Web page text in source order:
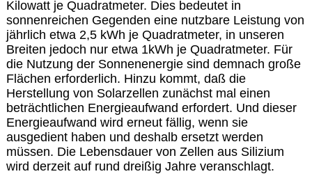
Kilowatt je Quadratmeter. Dies bedeutet in
sonnenreichen Gegenden eine nutzbare Leistung von
jährlich etwa 2,5 kWh je Quadratmeter, in unseren
Breiten jedoch nur etwa 1kWh je Quadratmeter. Für
die Nutzung der Sonnenenergie sind demnach große
Flächen erforderlich. Hinzu kommt, daß die
Herstellung von Solarzellen zunächst mal einen
beträchtlichen Energieaufwand erfordert. Und dieser
Energieaufwand wird erneut fällig, wenn sie
ausgedient haben und deshalb ersetzt werden
müssen. Die Lebensdauer von Zellen aus Silizium
wird derzeit auf rund dreißig Jahre veranschlagt.